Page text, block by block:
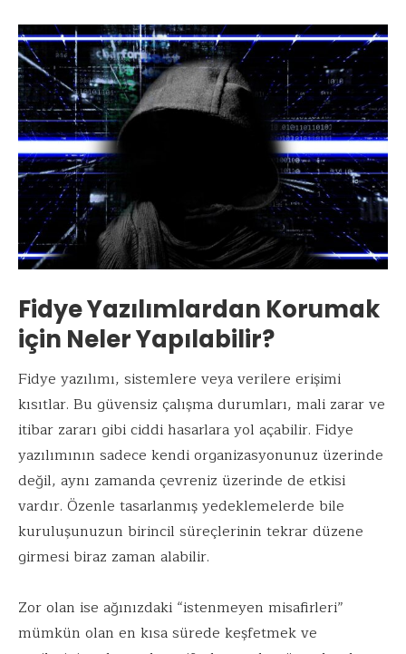
Fidye Yazılımlardan Korumak
için Neler Yapılabilir?
Fidye yazılımı, sistemlere veya verilere erişimi
kısıtlar. Bu güvensiz çalışma durumları, mali zarar ve
itibar zararı gibi ciddi hasarlara yol açabilir. Fidye
yazılımının sadece kendi organizasyonunuz üzerinde
değil, aynı zamanda çevreniz üzerinde de etkisi
vardır. Özenle tasarlanmış yedeklemelerde bile
kuruluşunuzun birincil süreçlerinin tekrar düzene
girmesi biraz zaman alabilir.
Zor olan ise ağınızdaki “istenmeyen misafirleri”
mümkün olan en kısa sürede keşfetmek ve